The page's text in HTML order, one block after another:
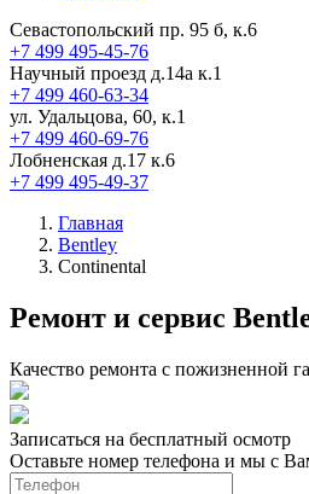
Севастопольский пр. 95 б, к.6
+7 499 495-45-76
Научный проезд д.14а к.1
+7 499 460-63-34
ул. Удальцова, 60, к.1
+7 499 460-69-76
Лобненская д.17 к.6
+7 499 495-49-37
Главная
Bentley
Continental
Ремонт и сервис
Качество ремонта с пожизненной
Записаться на бесплатный осмотр
Оставьте номер телефона и мы с